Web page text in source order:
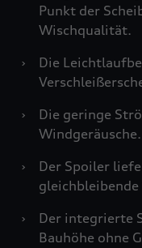
Punkt der
Wischqualität.
›
Die
›
Die geringe
Windgeräusche.
›
Der Spoiler
›
Der integrierte
Bauhöhe ohne